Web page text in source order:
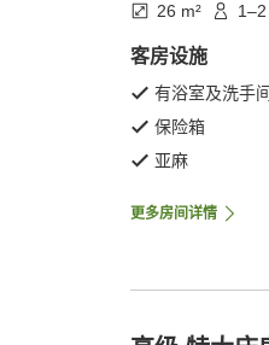
26 m² 1–2
客房设施
有浴室及洗手间
保险箱
亚麻
更多房间详情